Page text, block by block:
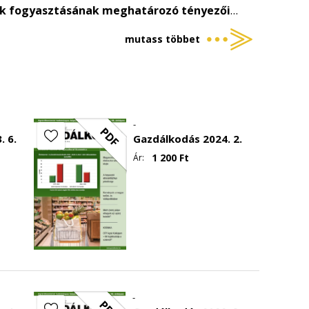
fogyasztásának meghatározó tényezői
mutass többet
6. PDF -
Gazdálkodás 2024. 2.
Ár: 1 200Ft
-